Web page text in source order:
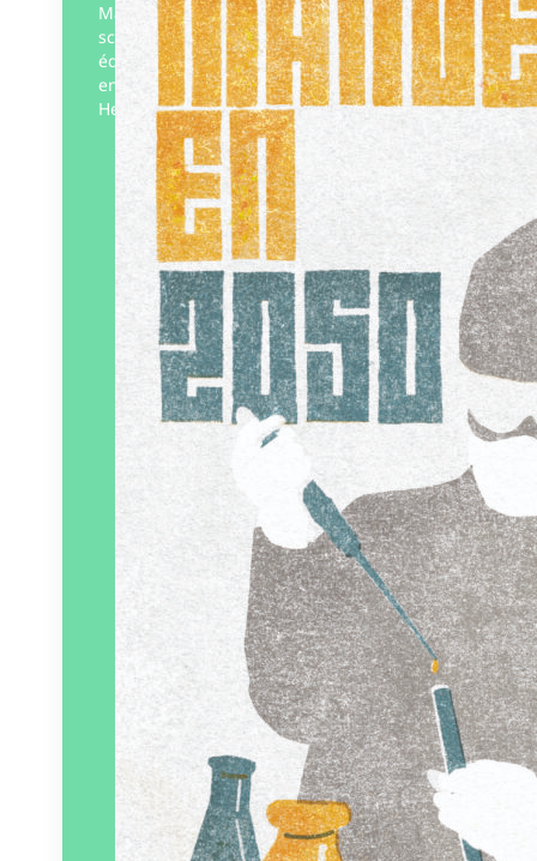
Manger en 2050, à la fois dystopie et
scénario d’exposition, est réédité aux
éditions Solarium. Cette enquête, portée
en 2015 par le post-journaliste Jean-Roger
Helmin, décrit la réduction…
Éditeur : Solarium
Paru le01/09/2025